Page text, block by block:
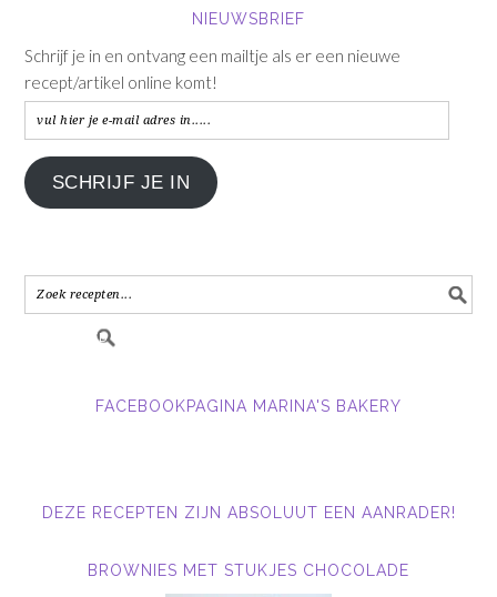
NIEUWSBRIEF
Schrijf je in en ontvang een mailtje als er een nieuwe
recept/artikel online komt!
vul
hier
je
e-
in.....
SCHRIJF JE IN
FACEBOOKPAGINA MARINA'S BAKERY
DEZE RECEPTEN ZIJN ABSOLUUT EEN AANRADER!
BROWNIES MET STUKJES CHOCOLADE